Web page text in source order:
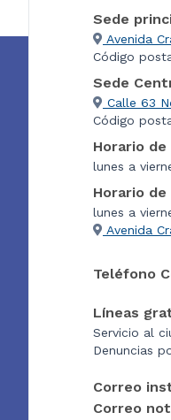
Sede
Avenida
Código
Sede
Calle 63
Código
Horario
lunes a
Horario
lunes a
Avenida
Teléfono
Líneas
Servicio al
Denuncias
Correo
Correo